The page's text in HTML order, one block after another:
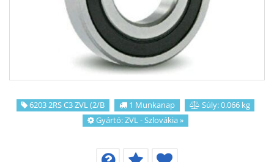
6203 2RS C3 ZVL (2/B 1 Munkanap
Súly: 0.066 kg
Gyártó:ZVL - Szlovákia»